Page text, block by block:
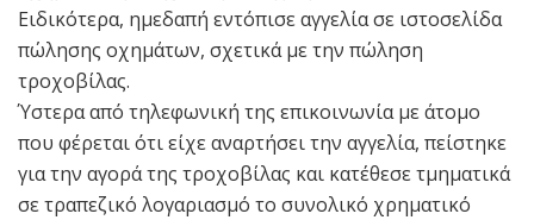
Ειδικότερα, ημεδαπή εντόπισε αγγελία σε ιστοσελίδα
πώλησης οχημάτων, σχετικά με την πώληση
τροχοβίλας.
Ύστερα από τηλεφωνική της επικοινωνία με άτομο
που φέρεται ότι είχε αναρτήσει την αγγελία, πείστηκε
για την αγορά της τροχοβίλας και κατέθεσε τμηματικά
σε τραπεζικό λογαριασμό το συνολικό χρηματικό